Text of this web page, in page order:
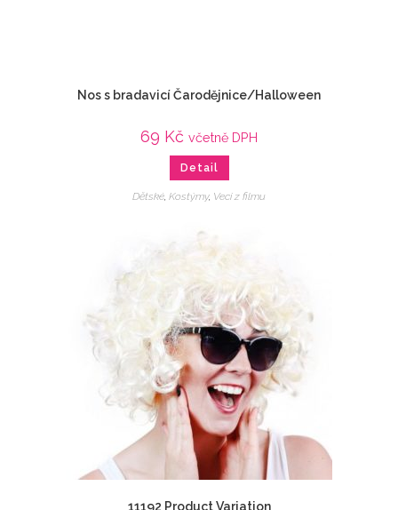
Nos s bradavicí Čarodějnice/Halloween
69 Kč včetně DPH
Detail
Dětské, Kostýmy, Veci z filmu
11192 Product Variation